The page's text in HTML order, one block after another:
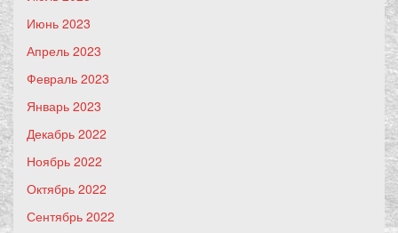
Июнь 2023
Апрель 2023
Февраль 2023
Январь 2023
Декабрь 2022
Ноябрь 2022
Октябрь 2022
Сентябрь 2022